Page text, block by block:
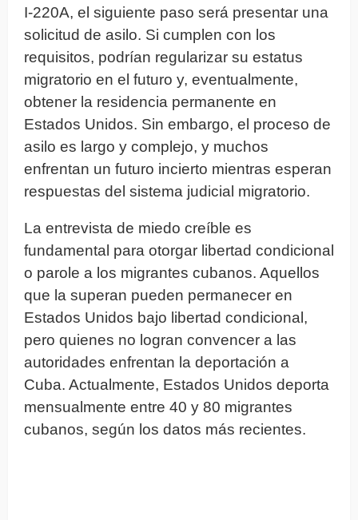
I-220A, el siguiente paso será presentar una
solicitud de asilo. Si cumplen con los
requisitos, podrían regularizar su estatus
migratorio en el futuro y, eventualmente,
obtener la residencia permanente en
Estados Unidos. Sin embargo, el proceso de
asilo es largo y complejo, y muchos
enfrentan un futuro incierto mientras esperan
respuestas del sistema judicial migratorio.
La entrevista de miedo creíble es
fundamental para otorgar libertad condicional
o parole a los migrantes cubanos. Aquellos
que la superan pueden permanecer en
Estados Unidos bajo libertad condicional,
pero quienes no logran convencer a las
autoridades enfrentan la deportación a
Cuba. Actualmente, Estados Unidos deporta
mensualmente entre 40 y 80 migrantes
cubanos, según los datos más recientes.